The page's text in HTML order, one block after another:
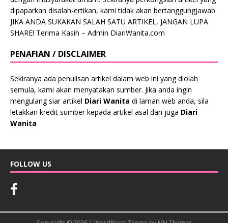
dipaparkan disalah-ertikan, kami tidak akan bertanggungjawab.
JIKA ANDA SUKAKAN SALAH SATU ARTIKEL, JANGAN LUPA
SHARE! Terima Kasih – Admin DiariWanita.com
PENAFIAN / DISCLAIMER
Sekiranya ada penulisan artikel dalam web ini yang diolah
semula, kami akan menyatakan sumber. Jika anda ingin
mengulang siar artikel Diari Wanita di laman web anda, sila
letakkan kredit sumber kepada artikel asal dan juga Diari
Wanita
FOLLOW US